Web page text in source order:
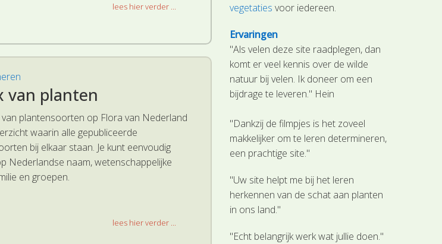
lees hier verder ...
van planten
van plantensoorten op Flora van Nederland
waarin alle gepubliceerde
bij elkaar staan. Je kunt eenvoudig
Nederlandse naam, wetenschappelijke
en groepen.
lees hier verder ...
vegetaties voor iedereen.
Ervaringen
"Als velen deze site raadplegen, dan
komt er veel kennis over de wilde
natuur bij velen. Ik doneer om een
bijdrage te leveren." Hein
"Dankzij de filmpjes is het zoveel
makkelijker om te leren determineren,
een prachtige site."
"Uw site helpt me bij het leren
herkennen van de schat aan planten
in ons land."
"Echt belangrijk werk wat jullie doen."